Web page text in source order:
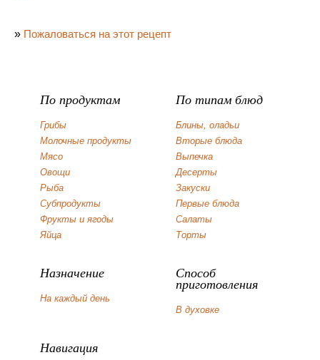
» Пожаловаться на этот рецепт
По продуктам
Грибы
Молочные продукты
Мясо
Овощи
Рыба
Субпродукты
Фрукты и ягоды
Яйца
По типам блюд
Блины, оладьи
Вторые блюда
Выпечка
Десерты
Закуски
Первые блюда
Салаты
Торты
Назначение
На каждый день
Способ
приготовления
В духовке
Навигация